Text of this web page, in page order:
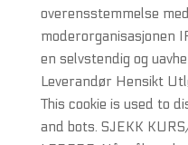
overensstemmelse
moderorganisasjonen
en selvstendig og
Leverandør Hensikt
This cookie is used to
and bots. SJEKK